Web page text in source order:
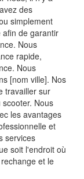
des
simplement
afin de garantir
Nous
rapide,
Nous
[nom ville]. Nos
travailler sur
Nous
les avantages
et
services
soit l'endroit où
et le